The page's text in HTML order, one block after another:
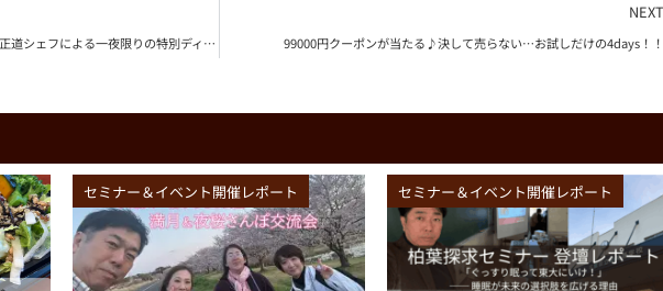
フレンチの名店「gawa Mishima」の小川正道シェフによる一夜限りの特別ディナー
NEXT
99000円クーポンが当たる♪決して売らない…お試しだけの4days！！
セミナー＆イベント開催レポート セミナー＆イベント開催レポート